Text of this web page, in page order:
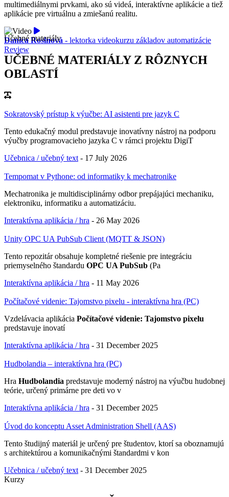
multimediálnymi prvkami, ako sú videá, interaktívne aplikácie a tiež
aplikácie pre virtuálnu a zmiešanú realitu.
Danica Rosinová - lektorka videokurzu základov automatizácie
Review
Učebné materiály
UČEBNÉ MATERIÁLY Z RÔZNYCH
OBLASTÍ
Sokratovský prístup k výučbe: AI asistenti pre jazyk C
Tento edukačný modul predstavuje inovatívny nástroj na podporu
výučby programovacieho jazyka C v rámci projektu DigiT
Učebnica / učebný text - 17 July 2026
Tempomat v Pythone: od informatiky k mechatronike
Mechatronika je multidisciplinárny odbor prepájajúci mechaniku,
elektroniku, informatiku a automatizáciu.
Interaktívna aplikácia / hra - 26 May 2026
Unity OPC UA PubSub Client (MQTT & JSON)
Tento repozitár obsahuje kompletné riešenie pre integráciu
priemyselného štandardu OPC UA PubSub (Pa
Interaktívna aplikácia / hra - 11 May 2026
Počítačové videnie: Tajomstvo pixelu - interaktívna hra (PC)
Vzdelávacia aplikácia Počítačové videnie: Tajomstvo pixelu
predstavuje inovatí
Interaktívna aplikácia / hra - 31 December 2025
Hudbolandia – interaktívna hra (PC)
Hra Hudbolandia predstavuje moderný nástroj na výučbu hudobnej
teórie, určený primárne pre deti vo v
Interaktívna aplikácia / hra - 31 December 2025
Úvod do konceptu Asset Administration Shell (AAS)
Tento študijný materiál je určený pre študentov, ktorí sa oboznamujú
s architektúrou a komunikačnými štandardmi v kon
Učebnica / učebný text - 31 December 2025
Kurzy